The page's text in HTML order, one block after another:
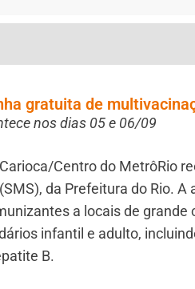
gratuita de
nos dias 05 e 06/09
Centro do MetrôRio
da Prefeitura do Rio. A
a locais de grande
infantil e adulto,
B.